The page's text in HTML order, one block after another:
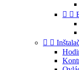
 
 